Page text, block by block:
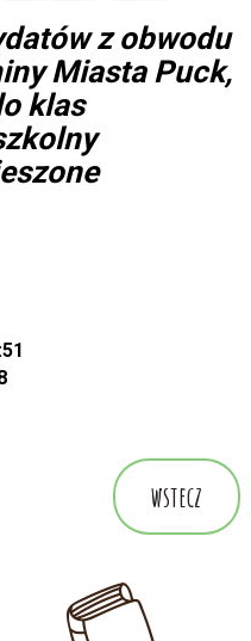
z obwodu
Miasta Puck,
klas
wstecz